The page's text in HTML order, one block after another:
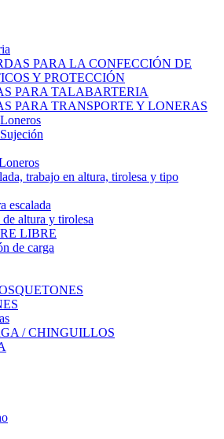
PARA LA CONFECCIÓN DE
Y PROTECCIÓN
PARA TALABARTERIA
PARA TRANSPORTE Y LONERAS
trabajo en altura, tirolesa y tipo
escalada
de altura y tirolesa
LIBRE
de carga
/ CHINGUILLOS